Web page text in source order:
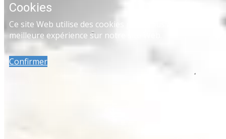
Cookies
Ce site Web utilise des cookies pour vous assurer la
meilleure expérience sur notre site Web.
Confirmer